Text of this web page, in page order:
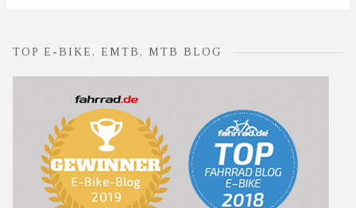
TOP E-BIKE, EMTB, MTB BLOG